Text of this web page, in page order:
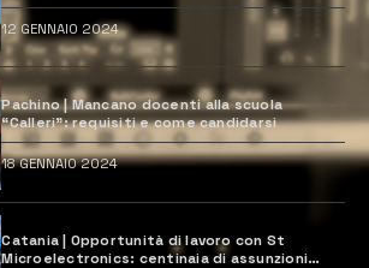
12 GENNAIO 2024
Pachino | Mancano docenti alla scuola
“Calleri”: requisiti e come candidarsi
18 GENNAIO 2024
Catania | Opportunità di lavoro con St
Microelectronics: centinaia di assunzioni